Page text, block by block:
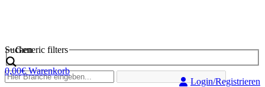
Suchen
Generic filters
0,00€ Warenkorb
Login/Registrieren